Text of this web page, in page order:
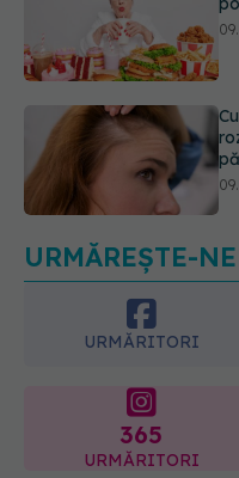
URMĂREȘTE-
URMĂRITORI
365
URMĂRITORI